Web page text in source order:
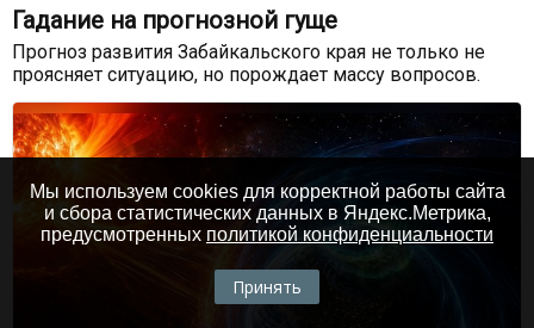
Гадание на прогнозной гуще
Прогноз развития Забайкальского края не только не
проясняет ситуацию, но порождает массу вопросов.
Мы используем cookies для корректной работы сайта
и сбора статистических данных в Яндекс.Метрика,
предусмотренных политикой конфиденциальности
Принять